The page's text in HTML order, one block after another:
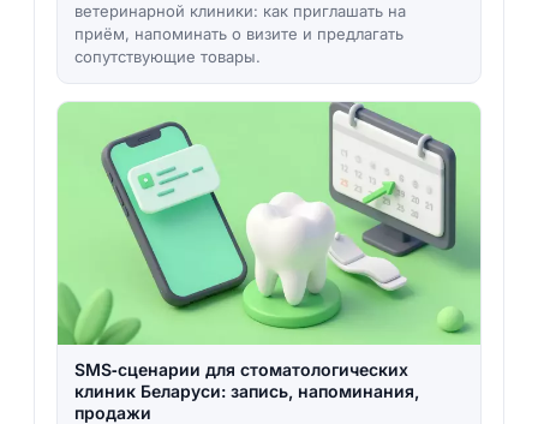
ветеринарной клиники: как приглашать на
приём, напоминать о визите и предлагать
сопутствующие товары.
SMS‑сценарии для стоматологических
клиник Беларуси: запись, напоминания,
продажи